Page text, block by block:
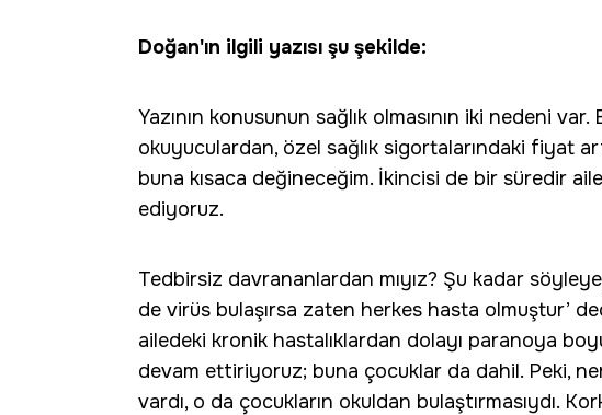
Doğan'ın ilgili yazısı şu şekilde:
Yazının konusunun sağlık olmasının iki nedeni
okuyuculardan, özel sağlık sigortalarındaki fiyat
buna kısaca değineceğim. İkincisi de bir süredir
ediyoruz.
Tedbirsiz davrananlardan mıyız? Şu kadar
de virüs bulaşırsa zaten herkes hasta olmuştur’
ailedeki kronik hastalıklardan dolayı paranoya
devam ettiriyoruz; buna çocuklar da dahil. Peki,
vardı, o da çocukların okuldan bulaştırmasıydı.